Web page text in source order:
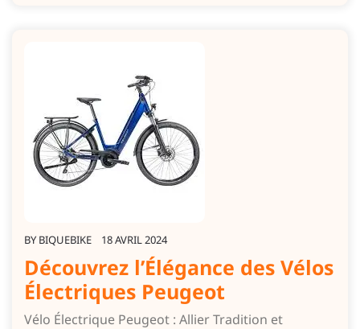
BY BIQUEBIKE 18 AVRIL 2024
Découvrez l’Élégance des Vélos
Électriques Peugeot
Vélo Électrique Peugeot : Allier Tradition et